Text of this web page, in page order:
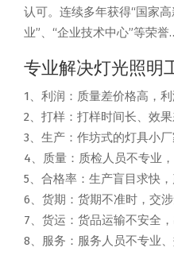
认可。连续多年获得“国家
业”、“企业技术中心”等荣
专业解决灯光照明
1、利润：质量差价格高，
2、打样：打样时间长、效
3、生产：作坊式的灯具小
4、质量：质检人员不专业
5、合格率：生产盲目求快
6、货期：货期不准时，交
7、货运：货品运输不安全
8、服务：服务人员不专业